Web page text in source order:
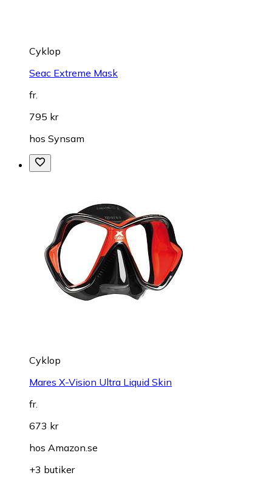
Cyklop
Seac Extreme Mask
fr.
795 kr
hos Synsam
Cyklop
Mares X-Vision Ultra Liquid Skin
fr.
673 kr
hos Amazon.se
+3 butiker